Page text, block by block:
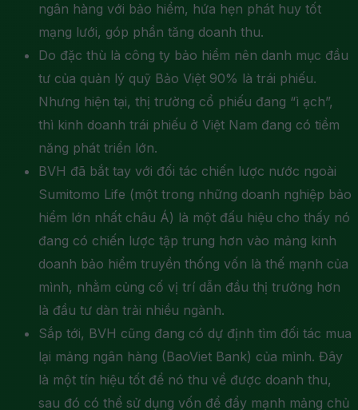
ngân hàng với bảo hiểm, hứa hẹn phát huy tốt
mạng lưới, góp phần tăng doanh thu.
Do đặc thù là công ty bảo hiểm nên danh mục đầu
tư của quản lý quỹ Bảo Việt 90% là trái phiếu.
Nhưng hiện tại, thị trường cổ phiếu đang “ì ạch”,
thì kinh doanh trái phiếu ở Việt Nam đang có tiềm
năng phát triển lớn.
BVH đã bắt tay với đối tác chiến lược nước ngoài
Sumitomo Life (một trong những doanh nghiệp bảo
hiểm lớn nhất châu Á) là một đấu hiệu cho thấy nó
đang có chiến lược tập trung hơn vào mảng kinh
doanh bảo hiểm truyền thống vốn là thế mạnh của
mình, nhằm củng cố vị trí dẫn đầu thị trường hơn
là đầu tư dàn trải nhiều ngành.
Sắp tới, BVH cũng đang có dự định tìm đối tác mua
lại mảng ngân hàng (BaoViet Bank) của mình. Đây
là một tín hiệu tốt để nó thu về được doanh thu,
sau đó có thể sử dụng vốn để đẩy mạnh mảng chủ